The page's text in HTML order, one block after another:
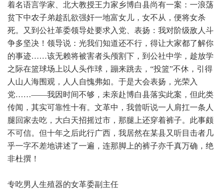
着名语言学家、北大教授王力家乡博白县尚有一案：一浪荡
贫下中农子弟趁乱欲强奸一地富女儿，女不从，便将女杀
死。又到公社革委领导处要求入党、表扬：我对阶级敌人斗
争多坚决！领导说：光我们知道还不行，得让大家都了解你
的事迹……该无赖将被害者头颅割下，到公社中学，趁放学
之际在篮球场上以人头作球，蹦来跳去，“投篮”不休，引得
人山人海围观，人人自愧弗如。于是大会表扬，光荣入
党……——我因时间不够，未亲赴博白县落实此案，但此类
传闻，其实可靠性十有。文革中，我曾听说一人肩扛一条人
腿回家去吃，大白天招摇过市，那腿上还穿着裤子。此事颇
不可信。但十年之后此行广西，我居然在某县又听目击者几
乎一字不差地讲述了一遍，连那脚上的裤子亦千真万确，绝
非杜撰！
专吃男人生殖器的女革委副主任